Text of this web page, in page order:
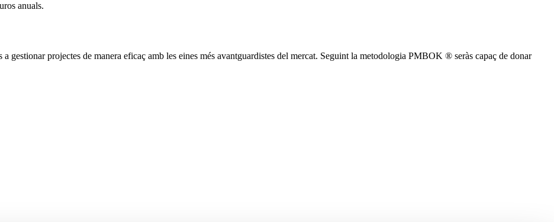
anuals.
a gestionar projectes de manera eficaç amb les eines més avantguardistes del mercat. Seguint la metodologia PMBOK ® seràs capaç de donar